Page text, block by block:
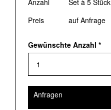
Preis
auf Anfrage
Gewünschte Anzahl *
Anfragen